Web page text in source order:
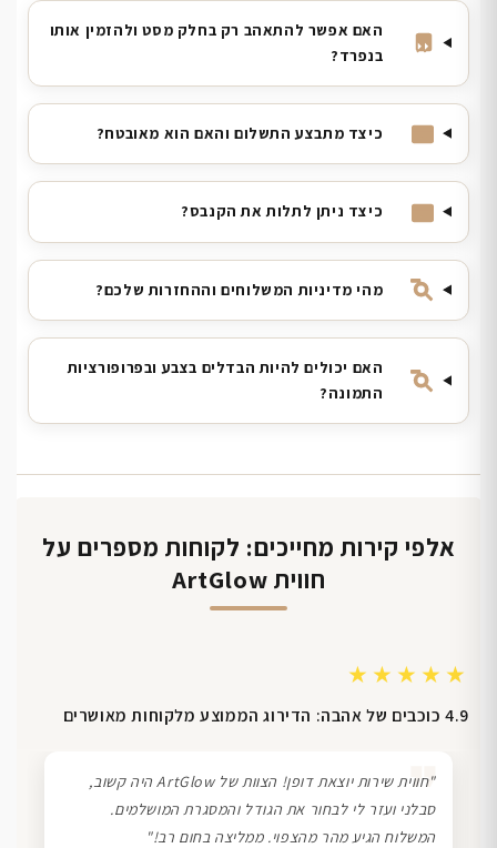
האם אפשר להתאהב רק בחלק מסט ולהזמין אותו
בנפרד?
כיצד מתבצע התשלום והאם הוא מאובטח?
כיצד ניתן לתלות את הקנבס?
מהי מדיניות המשלוחים וההחזרות שלכם?
האם יכולים להיות הבדלים בצבע ובפרופורציות
התמונה?
אלפי קירות מחייכים: לקוחות מספרים על
חווית ArtGlow
★★★★★
4.9 כוכבים של אהבה: הדירוג הממוצע מלקוחות מאושרים
❞
"חווית שירות יוצאת דופן! הצוות של ArtGlow היה קשוב,
סבלני ועזר לי לבחור את הגודל והמסגרת המושלמים.
המשלוח הגיע מהר מהצפוי. ממליצה בחום רב!"